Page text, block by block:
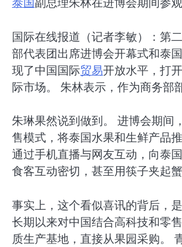
国际在线报道（记者李敏）：第
部代表团出席进博会开幕式和泰
现了中国国际贸易开放水平，打
际市场。 朱林表示，作为商务部
朱琳果然说到做到。 进博会期间
售模式，将泰国水果和生鲜产品
通过手机直播与网友互动，向泰
食客互动密切，甚至用筷子夹起
事实上，这个看似喜讯的背后，
长期以来对中国结合高科技和零
质生产基地，直接从果园采购。